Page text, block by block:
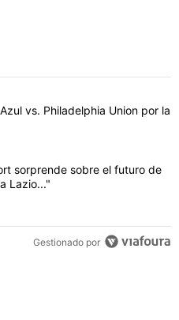
más comentarios en los
"Alineaciones de Cruz Azul
vs. Philadelphia Union por la
"La Gazzetta dello Sport
sorprende sobre el futuro de
Lazio..."
Gestionado por